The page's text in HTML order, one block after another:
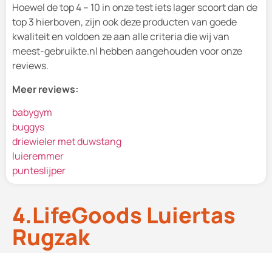
Hoewel de top 4 – 10 in onze test iets lager scoort dan de
top 3 hierboven, zijn ook deze producten van goede
kwaliteit en voldoen ze aan alle criteria die wij van
meest-gebruikte.nl hebben aangehouden voor onze
reviews.
Meer reviews:
babygym
buggys
driewieler met duwstang
luieremmer
punteslijper
4.LifeGoods Luiertas
Rugzak